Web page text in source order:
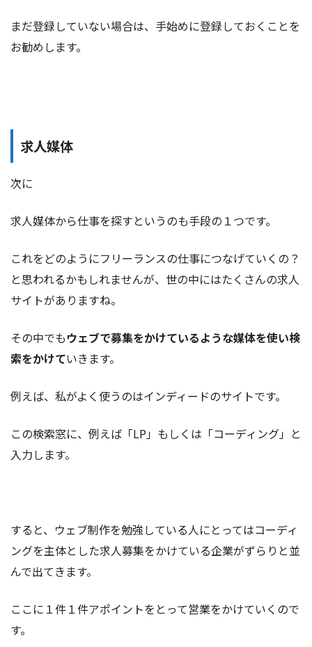
まだ登録していない場合は、手始めに登録しておくことを
お勧めします。
求人媒体
次に
求人媒体から仕事を探すというのも手段の１つです。
これをどのようにフリーランスの仕事につなげていくの？
と思われるかもしれませんが、世の中にはたくさんの求人
サイトがありますね。
その中でもウェブで募集をかけているような媒体を使い検
索をかけていきます。
例えば、私がよく使うのはインディードのサイトです。
この検索窓に、例えば「LP」もしくは「コーディング」と
入力します。
すると、ウェブ制作を勉強している人にとってはコーディ
ングを主体とした求人募集をかけている企業がずらりと並
んで出てきます。
ここに１件１件アポイントをとって営業をかけていくので
す。